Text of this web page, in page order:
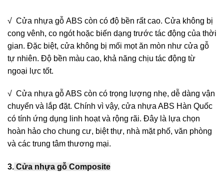
√ Cửa nhựa gỗ ABS còn có độ bền rất cao. Cửa không bị
cong vênh, co ngót hoặc biến dạng trước tác động của thời
gian. Đặc biệt, cửa không bị mối mọt ăn mòn như cửa gỗ
tự nhiên. Độ bền màu cao, khả năng chịu tác động từ
ngoại lực tốt.
√ Cửa nhựa gỗ ABS còn có trọng lượng nhẹ, dễ dàng vận
chuyển và lắp đặt. Chính vì vậy, cửa nhựa ABS Hàn Quốc
có tính ứng dụng linh hoạt và rộng rãi. Đây là lựa chọn
hoàn hảo cho chung cư, biệt thự, nhà mặt phố, văn phòng
và các trung tâm thương mại.
3. Cửa nhựa gỗ Composite